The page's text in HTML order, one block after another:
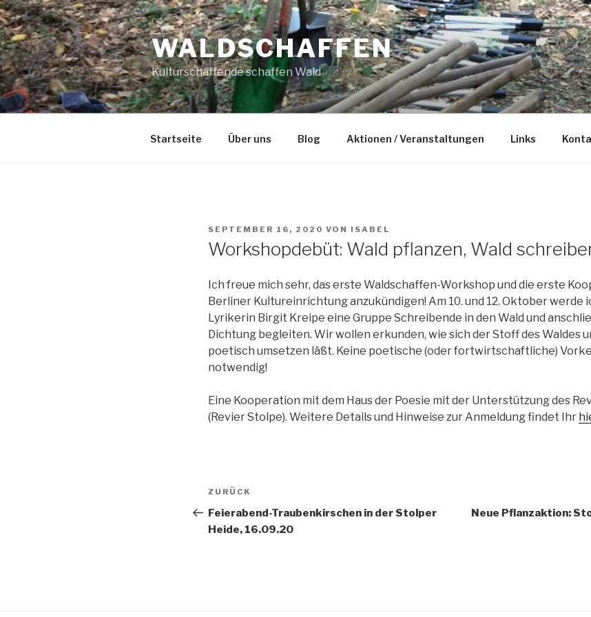
Zum
Inhalt
springen
WALDSCHAFFEN
Kulturschaffende schaffen Wald
Startseite Über uns Blog Aktionen / Veranstaltungen Links
VERÖFFENTLICHT
SEPTEMBER 16, 2020 VON ISABEL
Workshopdebüt: Wald pflanzen, Wald
Ich freue mich sehr, das erste Waldschaffen-Workshop und die erste
Berliner Kultureinrichtung anzukündigen! Am 10. und 12. Oktober werde
Lyrikerin Birgit Kreipe eine Gruppe Schreibende in den Wald und
Dichtung begleiten. Wir wollen erkunden, wie sich der Stoff des Waldes
poetisch umsetzen läßt. Keine poetische (oder fortwirtschaftliche)
notwendig!
Eine Kooperation mit dem Haus der Poesie mit der Unterstützung des
(Revier Stolpe). Weitere Details und Hinweise zur Anmeldung findet Ihr
Beitragsnavigation
Vorheriger
Beitrag
ZURÜCK
Feierabend-Traubenkirschen in der Stolper
Heide, 16.09.20
Neue Pflanzaktion: